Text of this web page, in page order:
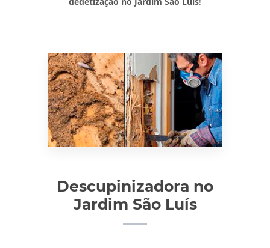
Descupinizadora no
Jardim São Luís